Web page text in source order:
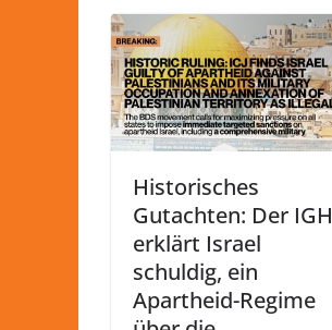
Historisches
Gutachten: Der IGH
erklärt Israel
schuldig, ein
Apartheid-Regime